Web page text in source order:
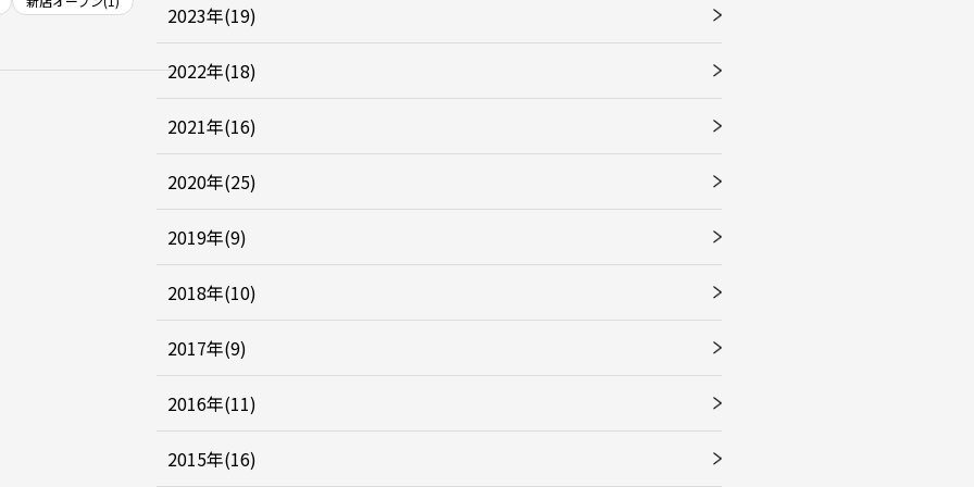
2023年(19)
2022年(18)
2021年(16)
2020年(25)
2019年(9)
2018年(10)
2017年(9)
2016年(11)
2015年(16)